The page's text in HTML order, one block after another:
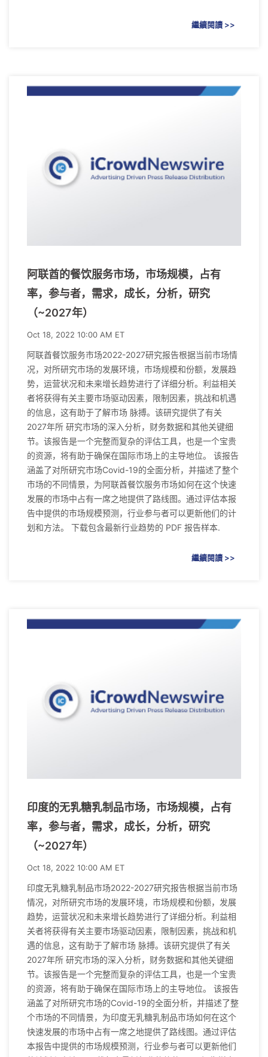
繼續閱讀 >>
阿联酋的餐饮服务市场，市场规模，占有
率，参与者，需求，成长，分析，研究
（~2027年）
Oct 18, 2022 10:00 AM ET
阿联酋餐饮服务市场2022-2027研究报告根据当前市场情
况，对所研究市场的发展环境，市场规模和份额，发展趋
势，运营状况和未来增长趋势进行了详细分析。利益相关
者将获得有关主要市场驱动因素，限制因素，挑战和机遇
的信息，这有助于了解市场 脉搏。该研究提供了有关
2027年所 研究市场的深入分析，财务数据和其他关键细
节。该报告是一个完整而复杂的评估工具，也是一个宝贵
的资源，将有助于确保在国际市场上的主导地位。 该报告
涵盖了对所研究市场Covid-19的全面分析，并描述了整个
市场的不同情景，为阿联酋餐饮服务市场如何在这个快速
发展的市场中占有一席之地提供了路线图。通过评估本报
告中提供的市场规模预测，行业参与者可以更新他们的计
划和方法。 下载包含最新行业趋势的 PDF 报告样本.
繼續閱讀 >>
印度的无乳糖乳制品市场，市场规模，占有
率，参与者，需求，成长，分析，研究
（~2027年）
Oct 18, 2022 10:00 AM ET
印度无乳糖乳制品市场2022-2027研究报告根据当前市场
情况，对所研究市场的发展环境，市场规模和份额，发展
趋势，运营状况和未来增长趋势进行了详细分析。利益相
关者将获得有关主要市场驱动因素，限制因素，挑战和机
遇的信息，这有助于了解市场 脉搏。该研究提供了有关
2027年所 研究市场的深入分析，财务数据和其他关键细
节。该报告是一个完整而复杂的评估工具，也是一个宝贵
的资源，将有助于确保在国际市场上的主导地位。 该报告
涵盖了对所研究市场的Covid-19的全面分析，并描述了整
个市场的不同情景，为印度无乳糖乳制品市场如何在这个
快速发展的市场中占有一席之地提供了路线图。通过评估
本报告中提供的市场规模预测，行业参与者可以更新他们